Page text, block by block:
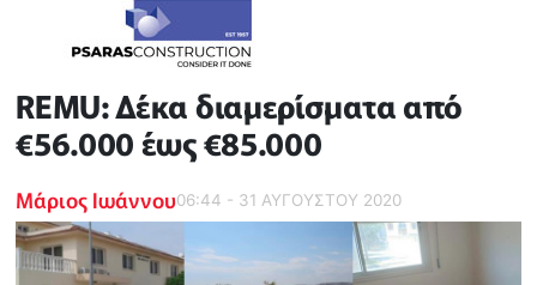
REMU: Δέκα διαμερίσματα από
€56.000 έως €85.000
Μάριος Ιωάννου06:44 - 31 ΑΥΓΟΥΣΤΟΥ 2020